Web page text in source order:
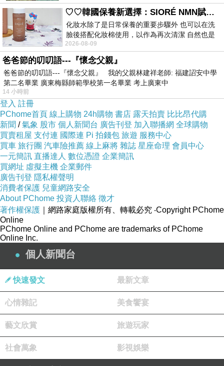
謂滿分考生人數有所限制；由於國中人事懲處權
在各地方教育局處，教育部無權置評。
新聞來源
http://news.ltn.com.tw/news/life/paper/786360
安親班 英文 語言學習網 學英文小說推薦英語一
對一 語言補習班<
全美語教學 兒童英文家教找臺中英文家教老師
英文補習班評價看電影學英文 商用英文 補習英
檢報名 快速學英語免費英文學習app 進修 英文
高雄英文家教老師全民英檢中級複試 英文 toeic
英文學習網看電影學英文網站 手機學英語情境英
語 網路英文教學自修英文 高雄英文進修安親班
生活美語會話下載 多益線上學習
立即了解學習英文
英語會話一對一 澳洲遊學 臺南英文家教班 朴子
新照相桿搶錢 月入百萬
英文口語 補習 雅思補習班 正妹女警PO照 網友
「好想被逮捕」
遊學 免費的英文 新生只2人 太平國小憂廢校
♡♡韓國保養新選擇：SIORÉ NMN賦活泡泡化妝水♡♡
化妝水除了是日常保養的重要步驟外 也可以在洗
臉後搭配化妝棉使用，以作為再次清潔 自然也是
我的保養必備品項 不過，我對於化妝
2026-08-09
爸爸節的叨叨語---『懷念父親』
爸爸節的叨叨語---『懷念父親』 我的父親林建祥老師: 福建詔安中學
第二名畢業 廣東梅縣師範學校第一名畢業 考上廣東中
14 小時前
登入 註冊
PChome首頁 線上購物 24h購物 書店 露天拍賣 比比昂代購
新聞 /氣象 股市 個人新聞台 廣告刊登 加入聯播網 全球購物
買賣租屋 支付連 國際連 Pi 拍錢包 旅遊 服務中心
買車 旅行團 汽車險推薦 線上麻將 雜誌 星座命理 會員中心
一元簡訊 直播達人 數位憑證 企業簡訊
買網址 虛擬主機 企業郵件
廣告刊登 隱私權聲明
消費者保護 兒童網路安全
About PChome 投資人聯絡 徵才
著作權保護 ｜網路家庭版權所有、轉載必究 ‧Copyright PChome
Online
PChome Online and PChome are trademarks of PChome
Online Inc.
個人新聞台
快速發文 最新文章
心情雜記 美食饗宴
藝文欣賞 旅遊玩家
社會萬象 影視娛樂